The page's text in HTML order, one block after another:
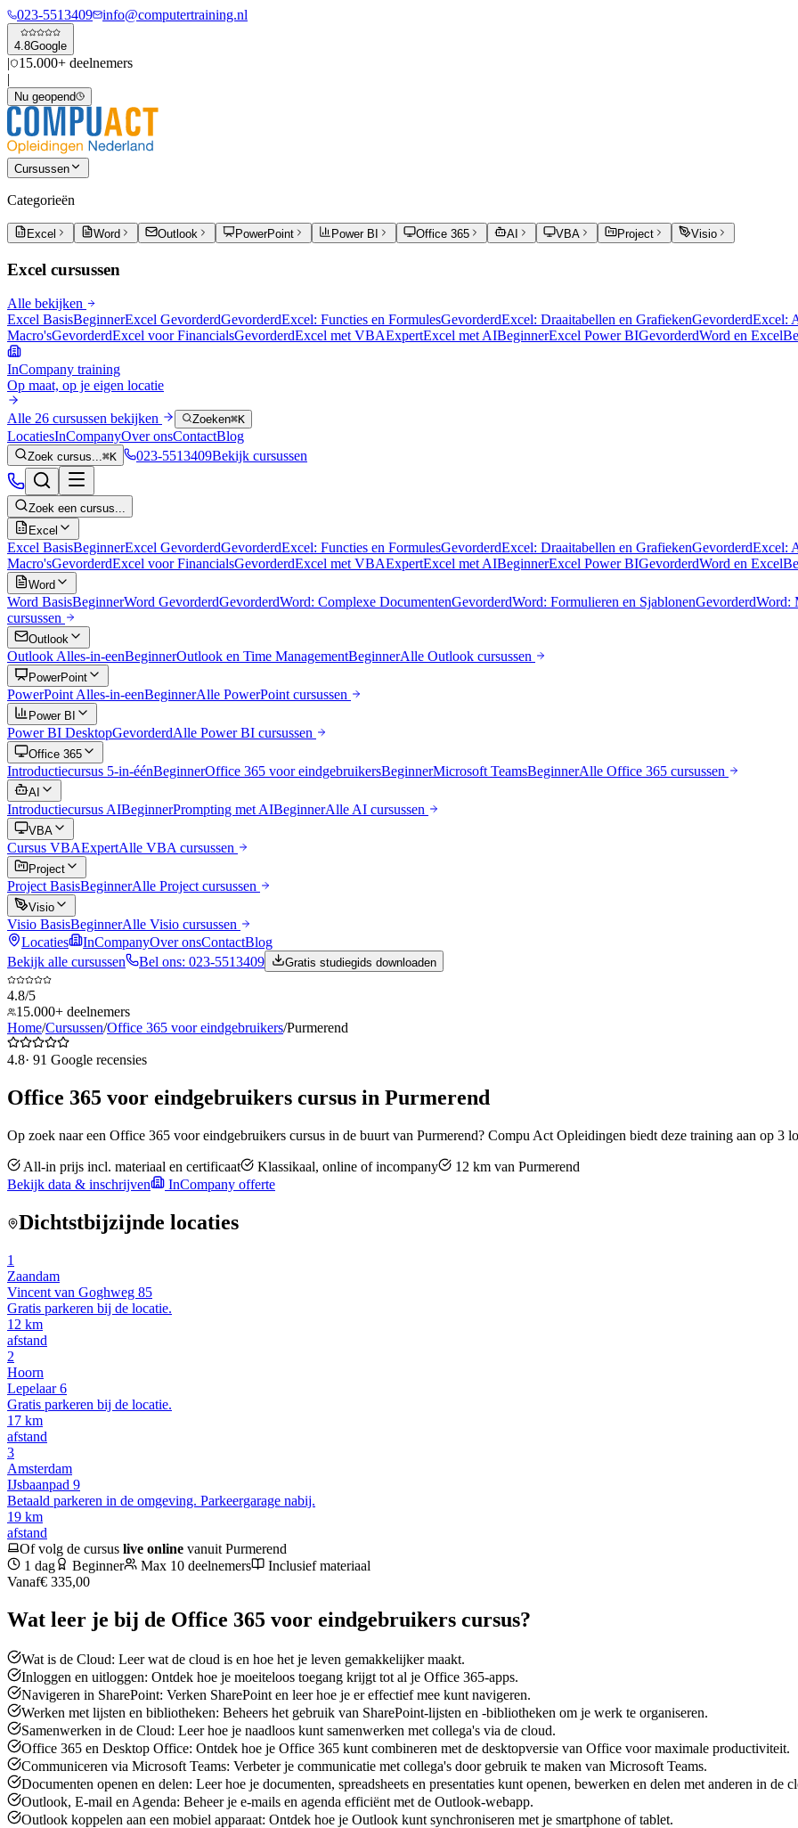
023-5513409 info@computertraining.nl
4.8Google
|
15.000+ deelnemers
|
Nu geopend
Cursussen
Categorieën
Excel Word Outlook PowerPoint Power BI Office 365 AI VBA Project Visio
Excel cursussen
Alle bekijken
Excel BasisBeginnerExcel GevorderdGevorderdExcel: Functies en FormulesGevorderdExcel: Draaitabellen en GrafiekenGevorderdExcel:
Macro'sGevorderdExcel voor FinancialsGevorderdExcel met VBAExpertExcel met AIBeginnerExcel Power BIGevorderdWord en Excel
InCompany training
Op maat, op je eigen locatie
Alle 26 cursussen bekijken Zoeken⌘K
LocatiesInCompanyOver onsContactBlog
Zoek cursus...⌘K 023-5513409Bekijk cursussen
Zoek een cursus...
Excel
Excel BasisBeginnerExcel GevorderdGevorderdExcel: Functies en FormulesGevorderdExcel: Draaitabellen en GrafiekenGevorderdExcel:
Macro'sGevorderdExcel voor FinancialsGevorderdExcel met VBAExpertExcel met AIBeginnerExcel Power BIGevorderdWord en Excel
Word
Word BasisBeginnerWord GevorderdGevorderdWord: Complexe DocumentenGevorderdWord: Formulieren en SjablonenGevorderdWord:
cursussen
Outlook
Outlook Alles-in-eenBeginnerOutlook en Time ManagementBeginnerAlle Outlook cursussen
PowerPoint
PowerPoint Alles-in-eenBeginnerAlle PowerPointcursussen
Power BI
Power BI DesktopGevorderdAlle Power BI cursussen
Office 365
Introductiecursus 5-in-éénBeginnerOffice 365 voor eindgebruikersBeginnerMicrosoft TeamsBeginnerAlle Office 365 cursussen
AI
Introductiecursus AIBeginnerPrompting met AIBeginnerAlleAI cursussen
VBA
Cursus VBAExpertAlle VBAcursussen
Project
Project BasisBeginnerAlle Projectcursussen
Visio
Visio BasisBeginnerAlle Visio cursussen
Locaties
InCompanyOver onsContactBlog
Bekijk alle cursussen
Bel ons: 023-5513409 Gratis studiegids downloaden
4.8/5
15.000+ deelnemers
Home/Cursussen/Office 365 voor eindgebruikers/Purmerend
4.8· 91 Google recensies
Office 365 voor eindgebruikers cursus in Purmerend
Op zoek naar een Office 365 voor eindgebruikers cursus in de buurt van Purmerend? Compu Act Opleidingen biedt deze training aan op 3
All-in prijs incl. materiaal en certificaat Klassikaal, online of incompany 12 km van Purmerend
Bekijk data & inschrijven
InCompany offerte
Dichtstbijzijnde locaties
1
Zaandam
Vincent van Goghweg 85
Gratis parkeren bij de locatie.
12 km
afstand
2
Hoorn
Lepelaar 6
Gratis parkeren bij de locatie.
17 km
afstand
3
Amsterdam
IJsbaanpad 9
Betaald parkeren in de omgeving. Parkeergarage nabij.
19 km
afstand
Of volg de cursus live online vanuit Purmerend
1 dag
Beginner Max 10 deelnemers
Inclusief materiaal
Vanaf€ 335,00
Wat leer je bij de Office 365 voor eindgebruikers cursus?
Wat is de Cloud: Leer wat de cloud is en hoe het je leven gemakkelijker maakt.
Inloggen en uitloggen: Ontdek hoe je moeiteloos toegang krijgt tot al je Office 365-apps.
Navigeren in SharePoint: Verken SharePoint en leer hoe je er effectief mee kunt navigeren.
Werken met lijsten en bibliotheken: Beheers het gebruik van SharePoint-lijsten en -bibliotheken om je werk te organiseren.
Samenwerken in de Cloud: Leer hoe je naadloos kunt samenwerken met collega's via de cloud.
Office 365 en Desktop Office: Ontdek hoe je Office 365 kunt combineren met de desktopversie van Office voor maximale productiviteit.
Communiceren via Microsoft Teams: Verbeter je communicatie met collega's door gebruik te maken van Microsoft Teams.
Documenten openen en delen: Leer hoe je documenten, spreadsheets en presentaties kunt openen, bewerken en delen met anderen in de
Outlook, E-mail en Agenda: Beheer je e-mails en agenda efficiënt met de Outlook-webapp.
Outlook koppelen aan een mobiel apparaat: Ontdek hoe je Outlook kunt synchroniseren met je smartphone of tablet.